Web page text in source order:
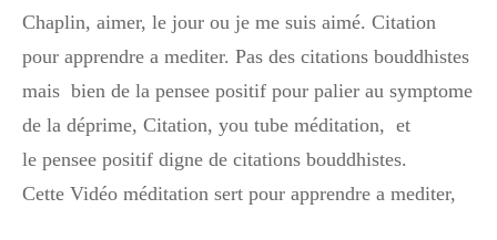
Chaplin, aimer, le jour ou je me suis aimé. Citation
pour apprendre a mediter. Pas des citations bouddhistes
mais bien de la pensee positif pour palier au symptome
de la déprime, Citation, you tube méditation, et
le pensee positif digne de citations bouddhistes.
Cette Vidéo méditation sert pour apprendre a mediter,